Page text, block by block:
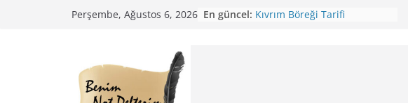
Perşembe, Ağustos 6, 2026 En güncel: Kıvrım Böreği Tarifi